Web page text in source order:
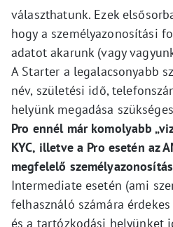
választhatunk. Ezek
hogy a személyazonosítási
adatot akarunk (vagy
A Starter a legalacsonyabb
név, születési idő,
helyünk megadása
Pro ennél már komolyabb
KYC, illetve a Pro esetén az
megfelelő
Intermediate esetén (ami
felhasználó számára
és a tartózkodási helyünket